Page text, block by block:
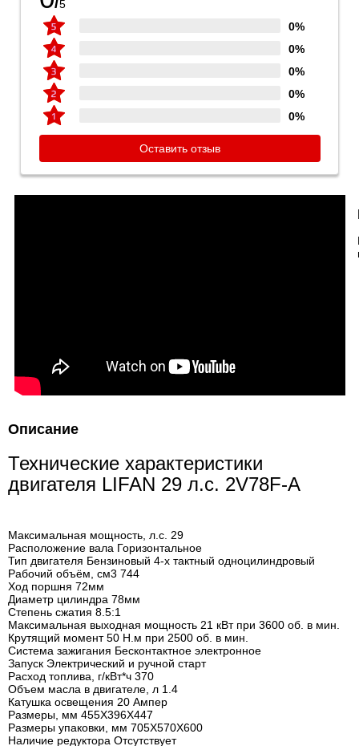
5
0%
0%
0%
0%
0%
Оставить отзыв
Описание
Технические характеристики
двигателя LIFAN 29 л.с. 2V78F-А
Максимальная мощность, л.с. 29
Расположение вала Горизонтальное
Тип двигателя Бензиновый 4-х тактный одноцилиндровый
Рабочий объём, см3 744
Ход поршня 72мм
Диаметр цилиндра 78мм
Степень сжатия 8.5:1
Максимальная выходная мощность 21 кВт при 3600 об. в мин.
Крутящий момент 50 Н.м при 2500 об. в мин.
Система зажигания Бесконтактное электронное
Запуск Электрический и ручной старт
Расход топлива, г/кВт*ч 370
Объем масла в двигателе, л 1.4
Катушка освещения 20 Ампер
Размеры, мм 455Х396Х447
Размеры упаковки, мм 705Х570Х600
Наличие редуктора Отсутствует